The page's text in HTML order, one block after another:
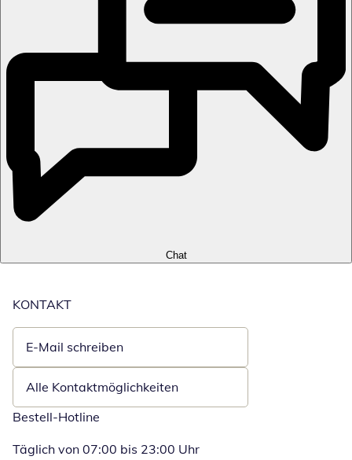
Chat
KONTAKT
E-Mail schreiben
Öffnet E-Mail-Client
Alle Kontaktmöglichkeiten
Bestell-Hotline
Täglich von 07:00 bis 23:00 Uhr